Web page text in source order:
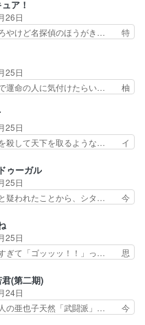
すヤング… でも央太と親しく
拒んで… ゴメス（カエル）外
(*…
ない！これは時代背… 今回は
ちゃん担当回。これ… 伊万里さ
水着回ね。瑞佳ち… 売り上げが
がヒモカス… 伊万里ちゃんの
抱えなが… 第４話をｄアニメ
た。視…
ア！
26日
ろやけど名探偵のほうがき… 特
には自分が未来から… の活
はおおよその流れだ… キュア
＆初戦闘。プリキュ… キュアエ
力を制御できない… キュアエク
ょっ… バカおもろいやん
やんけ… しかも実質的にエク
であ…
25日
で運命の人に気付けたらい… 柚
甘い夢、理想の天国… 玲夜さ
すこの世に数多い… 玲夜のお
ったことに驚きを… 主人公自分
さすぎやしまた… ヨミツガと
いしこの… ユキノさんから玲
のイメ… あやかしの頂点に立
が息…
25日
を殺して天下を取るような… イ
、予想外の引きシン… これっ
は"ユルの物語"… デラさんの
かった回、正直… 左さんと刀持
どこぞのじ… 何処も彼処も言
胸が熱… 同時視聴｜
リア… これまで騙していた東
来…
ゥーガル
25日
と疑われたことから、シタ… 今
なってたオープニン… テンポ
ころで引くから全… 盟友ドレ
。次週のドレゲネ… さて、登場
ていけるのか私… 今回は遂にド
ったなド… まさかの展開にめ
ン上が… チャガタイの所へ密
レゲ…
25日
すぎて「ゴッッッ！！」っ… 思
画描きのハウツー回… この作
バッとキメるの上… 藤子不二
はとてもフィット… 赤福のヌル
ネームを褒めら… 漫研が気にな
(第二期)
24日
人の亜也子天然「武闘派」… 今